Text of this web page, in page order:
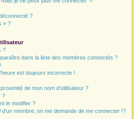
?
» ?
?
dans la liste des membres connectés ?
est toujours incorrecte !
de mon nom d’utilisateur ?
?
le modifier ?
d’un membre, on me demande de me connecter !?